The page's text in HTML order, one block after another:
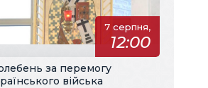
7 серпня,
12:00
за перемогу
війська